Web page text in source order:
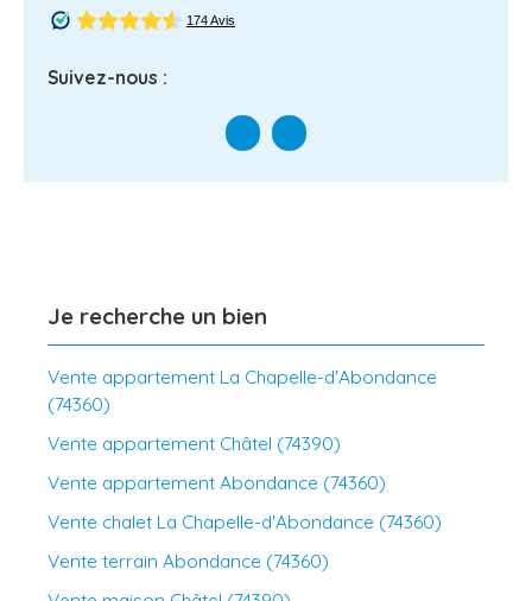
Suivez-nous :
Je recherche un bien
Vente appartement La Chapelle-d'Abondance
(74360)
Vente appartement Châtel (74390)
Vente appartement Abondance (74360)
Vente chalet La Chapelle-d'Abondance (74360)
Vente terrain Abondance (74360)